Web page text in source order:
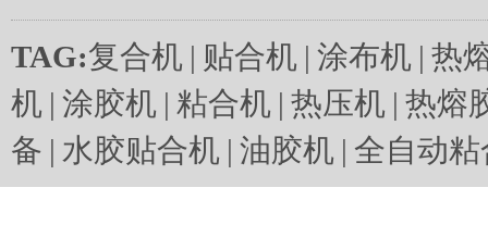
TAG:复合机 | 贴合机 | 涂布机 | 热
机 | 涂胶机 | 粘合机 | 热压机 | 热熔
备 | 水胶贴合机 | 油胶机 | 全自动粘